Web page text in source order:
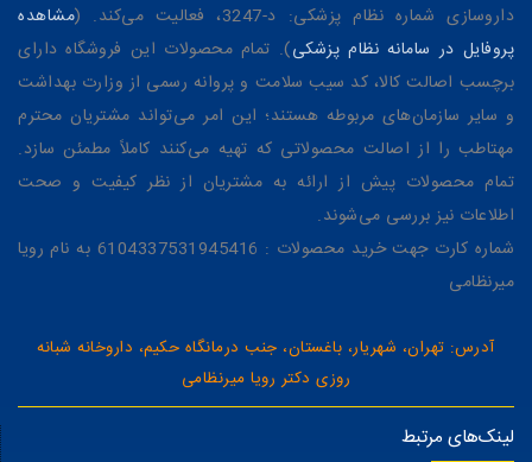
داروسازی شماره نظام پزشکی: د-3247، فعالیت می‌کند. (
مشاهده
پروفایل در سامانه نظام پزشکی). تمام محصولات این فروشگاه دارای
برچسب اصالت کالا، کد سیب سلامت و پروانه رسمی از وزارت بهداشت
و سایر سازمان‌های مربوطه هستند؛ این امر می‌تواند مشتریان محترم
مهتاطب را از اصالت محصولاتی که تهیه می‌کنند کاملاً مطمئن سازد.
تمام محصولات پیش از ارائه به مشتریان از نظر کیفیت و صحت
اطلاعات نیز بررسی می‌شوند.
شماره کارت جهت خرید محصولات : 6104337531945416 به نام رویا
میرنظامی
آدرس: تهران، شهریار، باغستان، جنب درمانگاه حکیم، داروخانه شبانه
روزی دکتر رویا میرنظامی
لینک‌های مرتبط